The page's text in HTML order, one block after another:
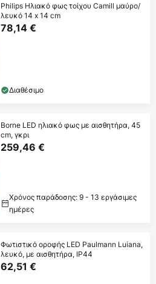
Philips Ηλιακό φως τοίχου Camill μαύρο/
λευκό 14 x 14 cm
78,14 €
Διαθέσιμο
Borne LED ηλιακό φως με αισθητήρα, 45
cm, γκρι
259,46 €
Χρόνος παράδοσης: 9 - 13 εργάσιμες
ημέρες
Φωτιστικό οροφής LED Paulmann Luiana,
λευκό, με αισθητήρα, IP44
62,51 €